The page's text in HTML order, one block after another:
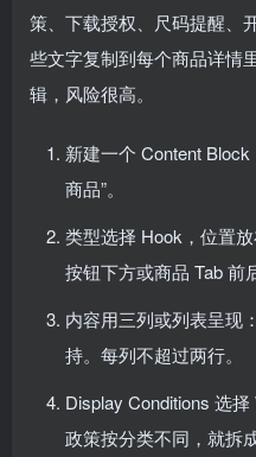
策、下载授权、尺码提醒、
些文字复制到每个商品详情
辑，风险很高。
新建一个 Content
商品”。
类型选择 Hook，位置
按钮下方或商品 Tab 前
内容用三列或列表呈现
持。每列不超过两行。
Display Conditions 选
政策按分类不同，就拆